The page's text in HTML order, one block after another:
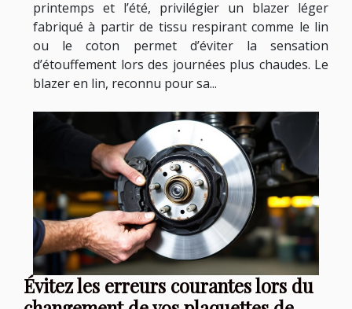
printemps et l’été, privilégier un blazer léger
fabriqué à partir de tissu respirant comme le lin
ou le coton permet d’éviter la sensation
d’étouffement lors des journées plus chaudes. Le
blazer en lin, reconnu pour sa...
Évitez les erreurs courantes lors du